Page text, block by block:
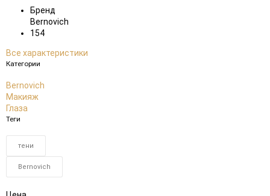
Бренд
Bernovich
154
Все характеристики
Категории
Bernovich
Макияж
Глаза
Теги
тени
Bernovich